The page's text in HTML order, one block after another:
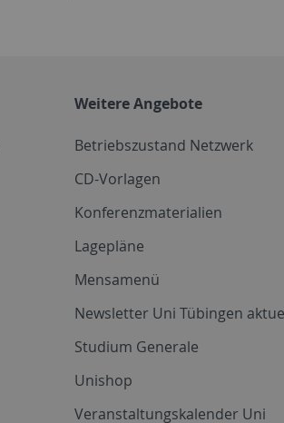
Weitere Angebote
Betriebszustand Netzwerk
CD-Vorlagen
Konferenzmaterialien
Lagepläne
Mensamenü
Newsletter Uni Tübingen
Studium Generale
Unishop
Veranstaltungskalender Uni